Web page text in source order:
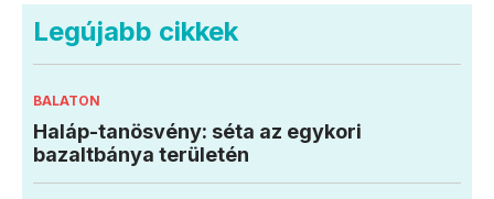
Legújabb cikkek
BALATON
Haláp-tanösvény: séta az egykori
bazaltbánya területén